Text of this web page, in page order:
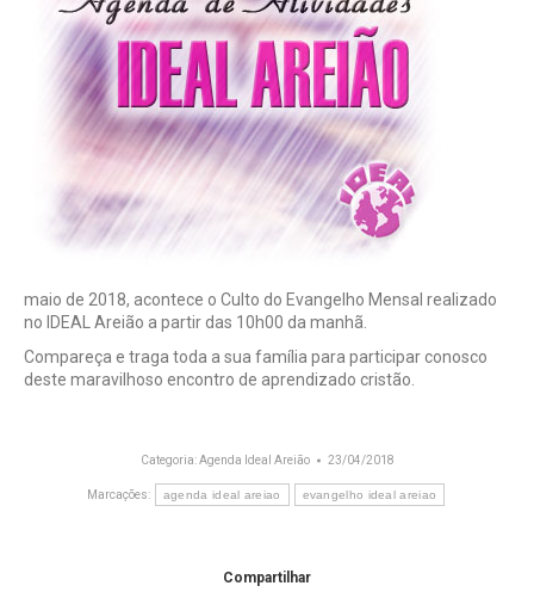
maio de 2018, acontece o Culto do Evangelho Mensal realizado
no IDEAL Areião a partir das 10h00 da manhã.
Compareça e traga toda a sua família para participar conosco
deste maravilhoso encontro de aprendizado cristão.
Categoria:Agenda Ideal Areião 23/04/2018
Marcações: agenda ideal areiao evangelho ideal areiao
Compartilhar